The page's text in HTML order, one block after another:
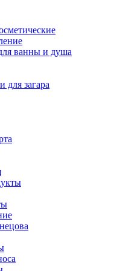
ванны и душа
для загара